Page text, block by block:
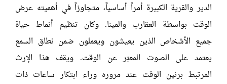
الدير والقرية الكبيرة أمراً أساسياً، متجاوزاً في أهميته عرض
الوقت بواسطة العقارب والمينا. وكان تنظيم أنماط حياة
جميع الأشخاص الذين يعيشون ويعملون ضمن نطاق السمع
يعتمد على الصوت المعبّر عن الوقت. ويقف هذا الإرث
المرتبط برنين الوقت عند مروره وراء ابتكار ساعات ذات